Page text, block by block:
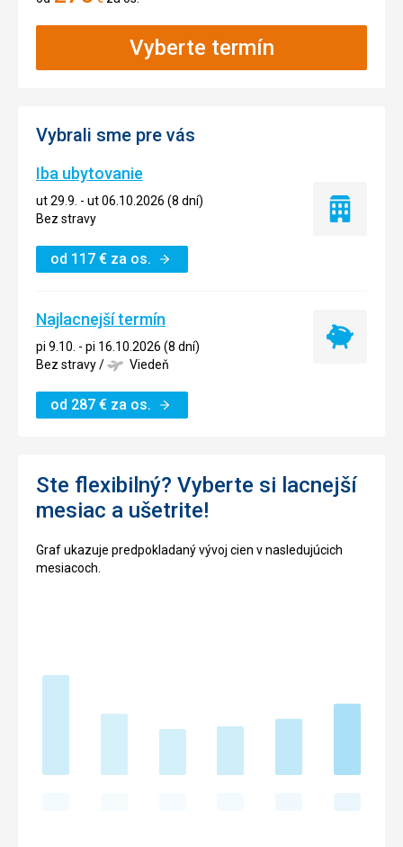
Vyberte termín
Vybrali sme pre vás
Iba ubytovanie
ut 29.9. - ut 06.10.2026 (8 dní)
Bez stravy
od 117 € za os.
Iba
Najlacnejší termín
pi 9.10. - pi 16.10.2026 (8 dní)
Bez stravy/ Viedeň
od 287 € za os.
Najlacnejší
Ste flexibilný? Vyberte si lacnejší
mesiac a ušetrite!
Graf ukazuje predpokladaný vývoj cien v nasledujúcich
mesiacoch.